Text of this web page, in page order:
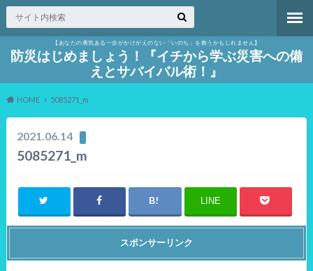
【あなたの勇気ある一歩がかけがえのない「いのち」を救うかもしれません】
防災はじめましょう！『イチから学ぶ災害への備
えとサバイバル術！』
HOME 5085271_m
2021.06.14
5085271_m
LINE
スポンサーリンク